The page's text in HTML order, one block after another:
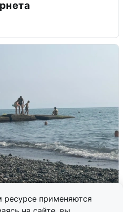
применяются
угроза БПЛА